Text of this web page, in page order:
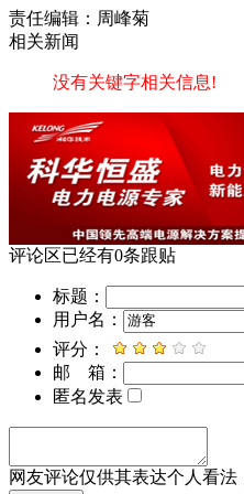
责任编辑：周峰菊
相关新闻
没有关键字相关信息!
评论区已经有0条跟贴
标题：
用户名：
评分：
邮 箱：
匿名发表
网友评论仅供其表达个人看法